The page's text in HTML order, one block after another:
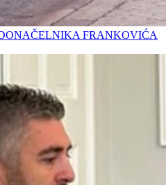
FRANKOVIĆA